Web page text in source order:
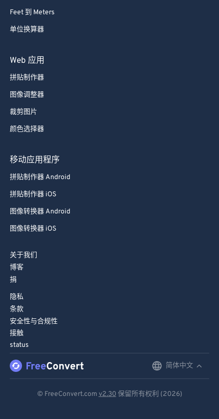
Feet 到 Meters
单位换算器
Web 应用
拼贴制作器
图像调整器
裁剪图片
颜色选择器
移动应用程序
拼贴制作器 Android
拼贴制作器 iOS
图像转换器 Android
图像转换器 iOS
关于我们
博客
捐
隐私
条款
安全性与合规性
接触
status
简体中文
© FreeConvert.com v2.30 保留所有权利 (2026)